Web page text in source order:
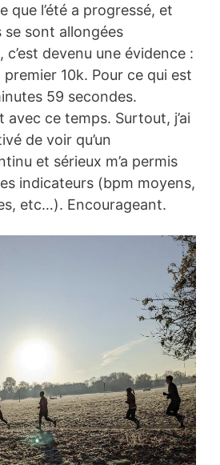
que l’été a progressé, et
se sont allongées
devenu une évidence :
premier 10k. Pour ce qui est
59 secondes.
ce temps. Surtout, j’ai
de voir qu’un
et sérieux m’a permis
indicateurs (bpm moyens,
etc…). Encourageant.